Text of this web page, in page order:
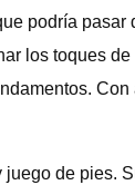
podría
los toques
de pies.